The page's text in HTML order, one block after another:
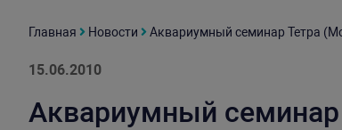
Главная Новости Аквариумный семинар Тетра
15.06.2010
Аквариумный